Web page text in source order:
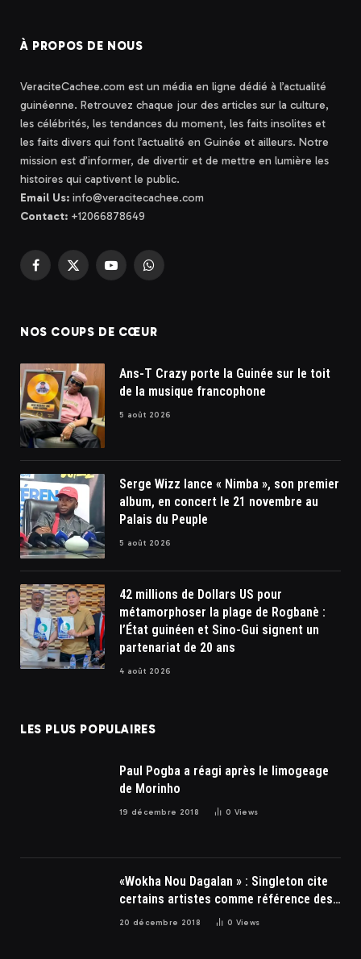
À PROPOS DE NOUS
VeraciteCachee.com est un média en ligne dédié à l’actualité
guinéenne. Retrouvez chaque jour des articles sur la culture,
les célébrités, les tendances du moment, les faits insolites et
les faits divers qui font l’actualité en Guinée et ailleurs. Notre
mission est d’informer, de divertir et de mettre en lumière les
histoires qui captivent le public.
Email Us: info@veracitecachee.com
Contact: +12066878649
Facebook
X
YouTubeWhatsApp
NOS COUPS DE CŒUR
Ans-T Crazy porte la Guinée sur le toit
de la musique francophone
5 août 2026
Serge Wizz lance « Nimba », son premier
album, en concert le 21 novembre au
Palais du Peuple
5 août 2026
42 millions de Dollars US pour
métamorphoser la plage de Rogbanè :
l’État guinéen et Sino-Gui signent un
partenariat de 20 ans
4 août 2026
LES PLUS POPULAIRES
Paul Pogba a réagi après le limogeage
de Morinho
19 décembre 2018 0 Views
«Wokha Nou Dagalan » : Singleton cite
certains artistes comme référence des
soulards
20 décembre 2018 0 Views